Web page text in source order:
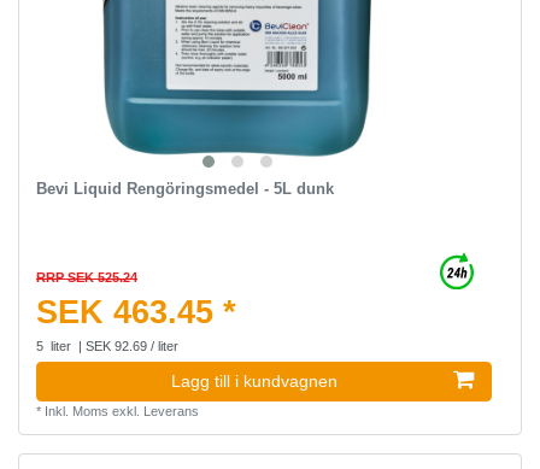
Bevi Liquid Rengöringsmedel - 5L dunk
RRP SEK 525.24
SEK 463.45 *
5 liter | SEK 92.69 / liter
Lagg till i kundvagnen
* Inkl. Moms exkl. Leverans